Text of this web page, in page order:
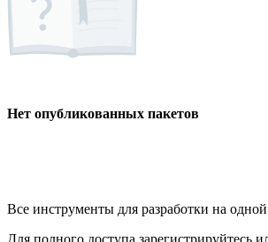
Нет опубликованных пакетов
Все инструменты для разработки на
Для полного доступа зарегистрируйтесь